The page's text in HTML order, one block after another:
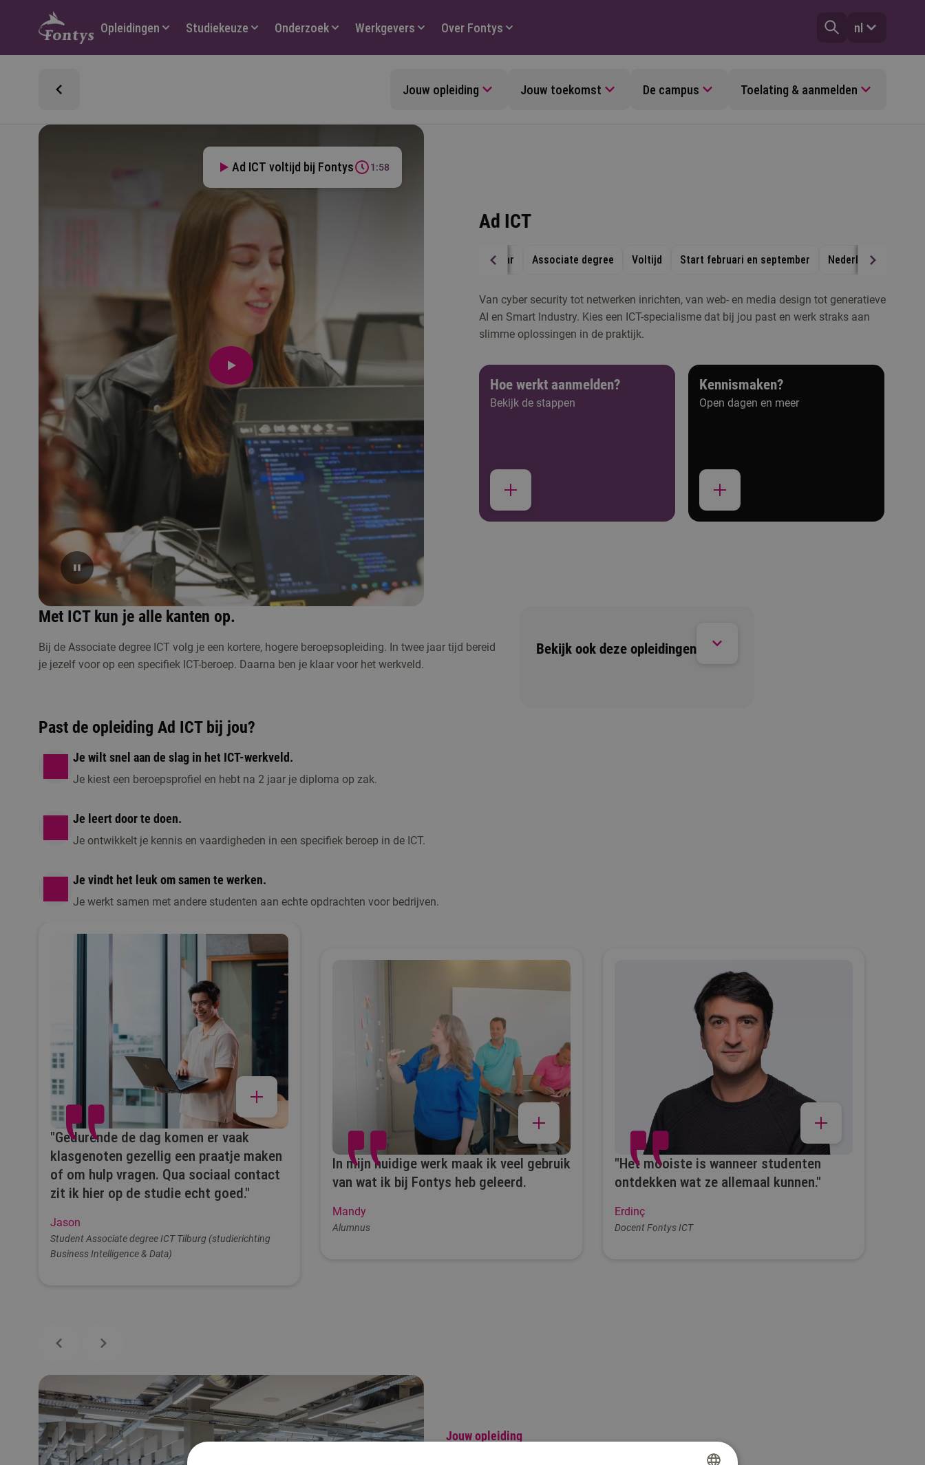
Hoofdmenu
Opleidingen Studiekeuze Onderzoek Werkgevers Over Fontys nl
Jouw opleiding Jouw toekomst De campus Toelating & aanmelden
Ad ICT voltijd bij Fontys 1:58
Ad ICT
2 jaar Associate degree Voltijd Start februari en september Nederlands
Van cyber security tot netwerken inrichten, van web- en media design tot generatieve
AI en Smart Industry. Kies een ICT-specialisme dat bij jou past en werk straks aan
slimme oplossingen in de praktijk.
Hoe werkt aanmelden?
Bekijk de stappen
Kennismaken?
Open dagen en meer
kennis te maken met de opleiding.
Met ICT kun je alle kanten op.
Bij de Associate degree ICT volg je een kortere, hogere beroepsopleiding. In twee jaar tijd bereid
je jezelf voor op een specifiek ICT-beroep. Daarna ben je klaar voor het werkveld.
Past de opleiding Ad ICT bij jou?
Je wilt snel aan de slag in het ICT-werkveld.
Je kiest een beroepsprofiel en hebt na 2 jaar je diploma op zak.
Je leert door te doen.
Je ontwikkelt je kennis en vaardigheden in een specifiek beroep in de ICT.
Je vindt het leuk om samen te werken.
Je werkt samen met andere studenten aan echte opdrachten voor bedrijven.
Bekijk ook deze opleidingen
"Gedurende de dag komen er vaak
klasgenoten gezellig een praatje maken
of om hulp vragen. Qua sociaal contact
zit ik hier op de studie echt goed."
Jason
Student Associate degree ICT Tilburg (studierichting
Business Intelligence & Data)
In mijn huidige werk maak ik veel gebruik
van wat ik bij Fontys heb geleerd.
Mandy
Alumnus
"Het mooiste is wanneer studenten
ontdekken wat ze allemaal kunnen."
Erdinç
Docent Fontys ICT
Jouw opleiding